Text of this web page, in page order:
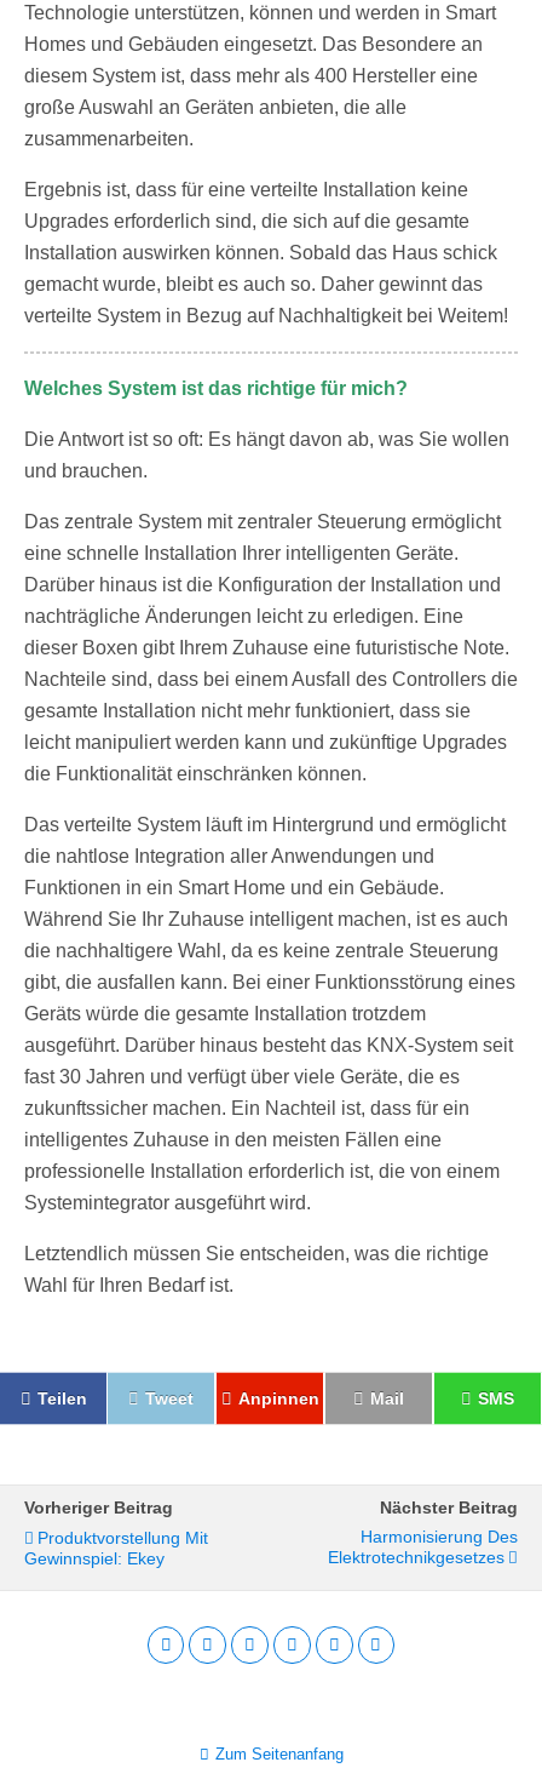
Technologie unterstützen, können und werden in Smart
Homes und Gebäuden eingesetzt. Das Besondere an
diesem System ist, dass mehr als 400 Hersteller eine
große Auswahl an Geräten anbieten, die alle
zusammenarbeiten.
Ergebnis ist, dass für eine verteilte Installation keine
Upgrades erforderlich sind, die sich auf die gesamte
Installation auswirken können. Sobald das Haus schick
gemacht wurde, bleibt es auch so. Daher gewinnt das
verteilte System in Bezug auf Nachhaltigkeit bei Weitem!
Welches System ist das richtige für mich?
Die Antwort ist so oft: Es hängt davon ab, was Sie wollen
und brauchen.
Das zentrale System mit zentraler Steuerung ermöglicht
eine schnelle Installation Ihrer intelligenten Geräte.
Darüber hinaus ist die Konfiguration der Installation und
nachträgliche Änderungen leicht zu erledigen. Eine
dieser Boxen gibt Ihrem Zuhause eine futuristische Note.
Nachteile sind, dass bei einem Ausfall des Controllers die
gesamte Installation nicht mehr funktioniert, dass sie
leicht manipuliert werden kann und zukünftige Upgrades
die Funktionalität einschränken können.
Das verteilte System läuft im Hintergrund und ermöglicht
die nahtlose Integration aller Anwendungen und
Funktionen in ein Smart Home und ein Gebäude.
Während Sie Ihr Zuhause intelligent machen, ist es auch
die nachhaltigere Wahl, da es keine zentrale Steuerung
gibt, die ausfallen kann. Bei einer Funktionsstörung eines
Geräts würde die gesamte Installation trotzdem
ausgeführt. Darüber hinaus besteht das KNX-System seit
fast 30 Jahren und verfügt über viele Geräte, die es
zukunftssicher machen. Ein Nachteil ist, dass für ein
intelligentes Zuhause in den meisten Fällen eine
professionelle Installation erforderlich ist, die von einem
Systemintegrator ausgeführt wird.
Letztendlich müssen Sie entscheiden, was die richtige
Wahl für Ihren Bedarf ist.
Teilen Tweet Anpinnen Mail SMS
Vorheriger Beitrag
Produktvorstellung Mit
Gewinnspiel: Ekey
Nächster Beitrag
Harmonisierung Des
Elektrotechnikgesetzes
Zum Seitenanfang